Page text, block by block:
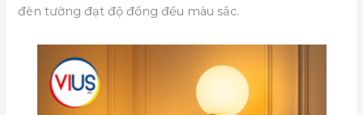
đèn tường đạt độ đồng đều màu sắc.